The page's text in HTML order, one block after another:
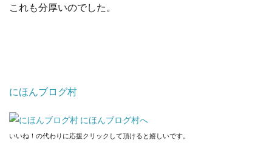
これも分厚いのでした。
にほんブログ村
いいね！の代わりに応援クリックして頂けると嬉しいです。